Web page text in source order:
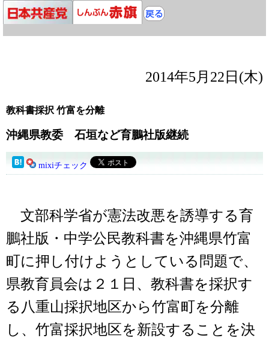
2014年5月22日(木)
教科書採択 竹富を分離
沖縄県教委 石垣など育鵬社版継続
mixiチェック
文部科学省が憲法改悪を誘導する育
鵬社版・中学公民教科書を沖縄県竹富
町に押し付けようとしている問題で、
県教育員会は２１日、教科書を採択す
る八重山採択地区から竹富町を分離
し、竹富採択地区を新設することを決